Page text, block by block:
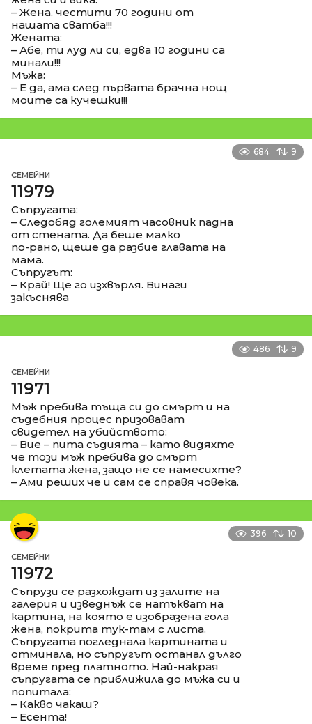
– Жена, честити 70 години от
нашата сватба!!!
Жената:
– Абе, ти луд ли си, едва 10 години са
минали!!!
Мъжа:
– Е да, ама след първата брачна нощ
моите са кучешки!!!
684 9
СЕМЕЙНИ
11979
Съпругата:
– Следобяд големият часовник падна
от стената. Да беше малко
по-рано, щеше да разбие главата на
мама.
Съпругът:
– Край! Ще го изхвърля. Винаги
закъснява
486 9
СЕМЕЙНИ
11971
Мъж пребива тъща си до смърт и на
съдебния процес призовават
свидетел на убийството:
– Вие – пита съдията – като видяхте
че този мъж пребива до смърт
клетата жена, защо не се намесихте?
– Ами реших че и сам се справя човека.
396 10
СЕМЕЙНИ
11972
Съпрузи се разхождат из залите на
галерия и изведнъж се натъкват на
картина, на която е изобразена гола
жена, покрита тук-там с листа.
Съпругата погледнала картината и
отминала, но съпругът останал дълго
време пред платното. Най-накрая
съпругата се приближила до мъжа си и
попитала:
– Какво чакаш?
– Есента!